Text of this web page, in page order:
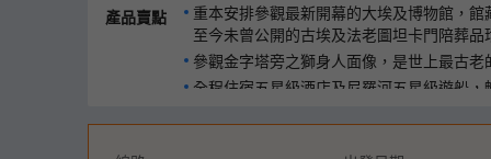
產品賣點
重本安排參觀最新開幕的大埃及博物館，
至今未曾公開的古埃及法老圖坦卡門陪葬品
參觀金字塔旁之獅身人面像，是世上最古老
全程住宿五星級酒店及尼羅河五星級遊船